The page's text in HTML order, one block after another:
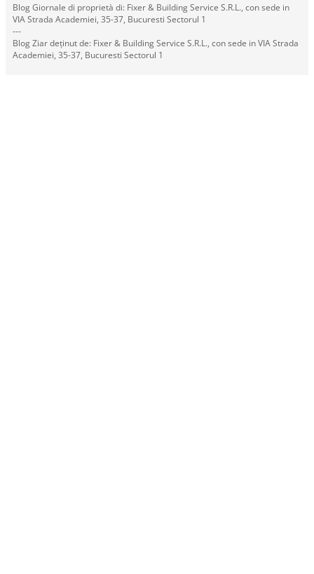
Blog Giornale di proprietà di: Fixer & Building Service S.R.L., con sede in
VIA Strada Academiei, 35-37, Bucuresti Sectorul 1
---
Blog Ziar deținut de: Fixer & Building Service S.R.L., con sede in VIA Strada
Academiei, 35-37, Bucuresti Sectorul 1